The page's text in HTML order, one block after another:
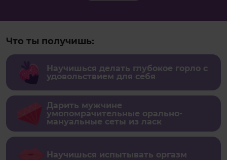
Что ты получишь:
Научишься делать глубокое горло с
удовольствием для себя
Дарить мужчине
умопомрачительные орально-
мануальные сеты из ласк
Научишься испытывать оргазм